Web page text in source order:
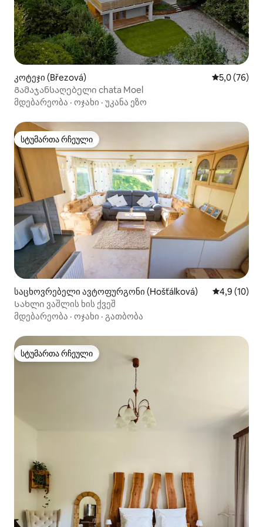
კოტეჯი (Březová) საშუალო
5,0 (76)
Გამაჯანსაღებელი chata Moel
მდებარეობა · ოჯახი · უკანა ეზო
სტუმართა რჩეული
სტუმართა რჩეული
საცხოვრებელი ავტოფურგონი (Hošťálková) საშუალო
4,9 (10)
Სახლი ვაშლის ხის ქვეშ
მდებარეობა · ოჯახი · გათბობა
სტუმართა რჩეული
სტუმართა რჩეული